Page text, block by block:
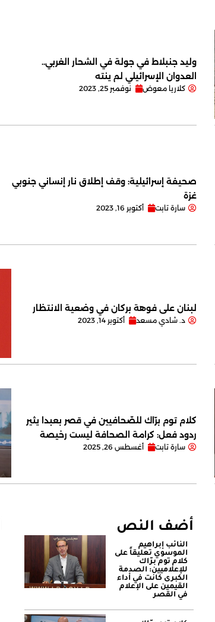
وليد جنبلاط في جولة في الشحار الغربي..
العدوان الإسرائيلي لم ينته
كلاريا معوض نوفمبر 25, 2023
صحيفة إسرائيلية: وقف إطلاق نار إنساني جنوبي
غزة
سارة تابت أكتوبر 16, 2023
لبنان على فوهة بركان في وضعية الانتظار
د. شادي مسعد أكتوبر 14, 2023
كلام توم برّاك للصّحافيين في قصر بعبدا يثير
ردود فعل: كرامة الصحافة ليست رخيصة
سارة تابت أغسطس 26, 2025
أضف النص
النائب إبراهيم
الموسوي تعليقاً على
كلام توم برّاك
للإعلاميين: الصدمة
الكبرى كانت في أداء
القيمين على ‏الإعلام
في القصر